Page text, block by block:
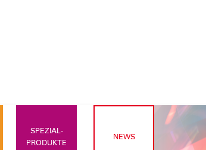
SPEZIAL-
PRODUKTE
NEWS